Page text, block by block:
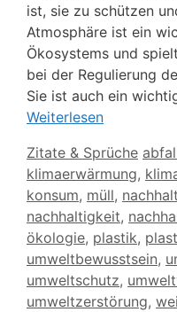
ist, sie zu schützen
Atmosphäre ist ein
Ökosystems und
bei der Regulierung
Sie ist auch ein
Weiterlesen
Kategorien
Zitate & Sprüche
klimaerwärmung,
konsum, müll,
nachhaltigkeit,
ökologie, plastik,
umweltbewusstsein,
umweltschutz,
umweltzerstörung,